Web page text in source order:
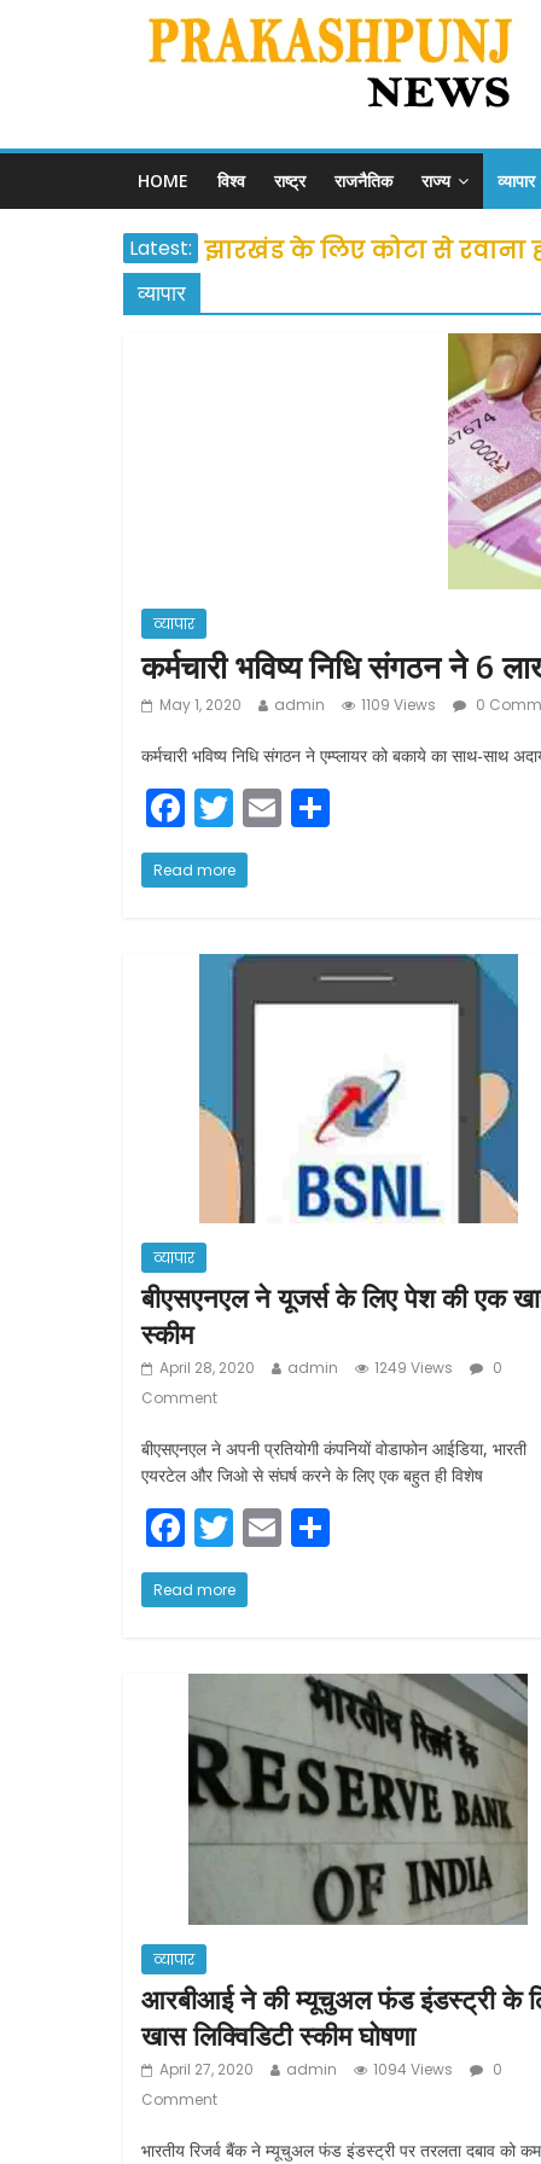
HOME विश्व राष्ट्र राजनैतिक राज्य व्यापार
Latest: झारखंड के लिए कोटा से रवाना
प्रवासियों व मजदूरों को दी
शराब और पान की दुकानों को
दो हफ्ते के लिए बढ़ाया
व्यापार
व्यापार
कर्मचारी भविष्य निधि संगठन ने 6
May 1, 2020 admin 1109 Views 0
कर्मचारी भविष्य निधि संगठन ने एम्प्लायर को बकाये का साथ-साथ
F
a
c
b
T
w
itt
E
m
Read more
व्यापार
बीएसएनएल ने यूजर्स के लिए पेश की एक
स्कीम
April 28, 2020 admin 1249 Views
0
Comment
बीएसएनएल ने अपनी प्रतियोगी कंपनियों वोडाफोन आईडिया, भारती
एयरटेल और जिओ से संघर्ष करने के लिए एक बहुत ही विशेष
F
a
c
b
o
o
k
T
w
itt
E
m
Read more
व्यापार
आरबीआई ने की म्यूचुअल फंड इंडस्ट्री के
खास लिक्विडिटी स्कीम घोषणा
April 27, 2020 admin 1094 Views
0
Comment
भारतीय रिजर्व बैंक ने म्यूचुअल फंड इंडस्ट्री पर तरलता दबाव को